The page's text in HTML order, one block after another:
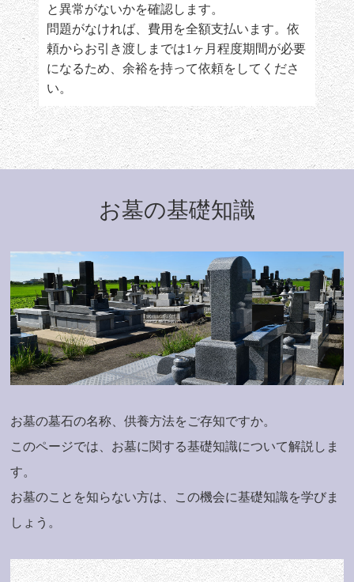
と異常がないかを確認します。
問題がなければ、費用を全額支払います。依
頼からお引き渡しまでは1ヶ月程度期間が必要
になるため、余裕を持って依頼をしてくださ
い。
お墓の基礎知識
お墓の墓石の名称、供養方法をご存知ですか。
このページでは、お墓に関する基礎知識について解説しま
す。
お墓のことを知らない方は、この機会に基礎知識を学びま
しょう。